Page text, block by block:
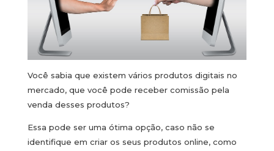
Você sabia que existem vários produtos digitais no
mercado, que você pode receber comissão pela
venda desses produtos?
Essa pode ser uma ótima opção, caso não se
identifique em criar os seus produtos online, como